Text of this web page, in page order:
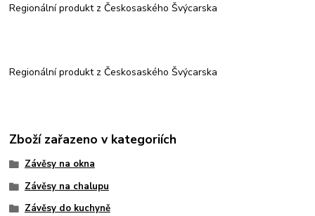
Regionální produkt z Českosaského Švýcarska
Regionální produkt z Českosaského Švýcarska
Zboží zařazeno v kategoriích
Závěsy na okna
Závěsy na chalupu
Závěsy do kuchyně